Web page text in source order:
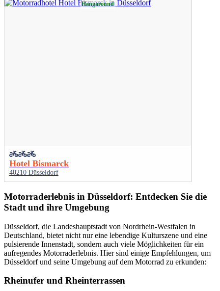
Hangaround
Hotel Bismarck
40210 Düsseldorf
Motorraderlebnis in Düsseldorf: Entdecken Sie die
Stadt und ihre Umgebung
Düsseldorf, die Landeshauptstadt von Nordrhein-Westfalen in
Deutschland, bietet nicht nur eine lebendige Kulturszene und eine
pulsierende Innenstadt, sondern auch viele Möglichkeiten für ein
aufregendes Motorraderlebnis. Hier sind einige Empfehlungen, um
Düsseldorf und seine Umgebung auf dem Motorrad zu erkunden:
Rheinufer und Rheinterrassen